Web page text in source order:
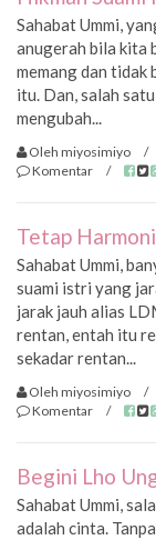
Sahabat Ummi,
anugerah bila kita
memang dan tidak
itu. Dan, salah
mengubah...
Oleh miyosimiyo /
Komentar
/
Tetap
Sahabat Ummi,
suami istri yang
jarak jauh alias
rentan, entah itu
sekadar rentan...
Oleh miyosimiyo /
Komentar
/
Begini Lho
Sahabat Ummi,
adalah cinta.